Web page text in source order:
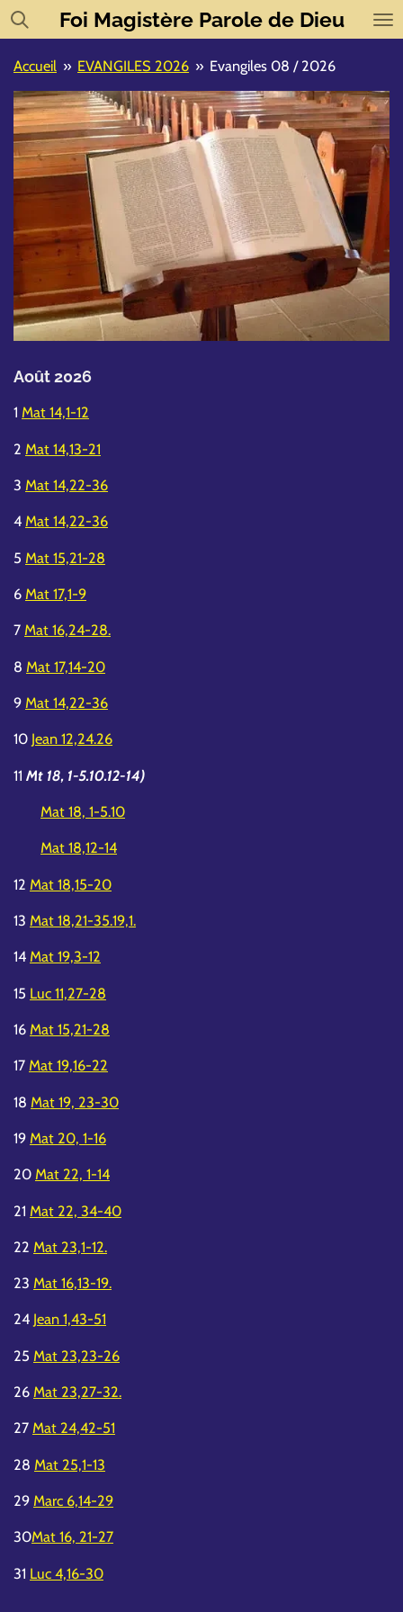
Passer
au
contenu
Foi Magistère Parole de Dieu
Accueil » EVANGILES 2026 » Evangiles 08 / 2026
Août 2026
1 Mat 14,1-12
2 Mat 14,13-21
3 Mat 14,22-36
4 Mat 14,22-36
5 Mat 15,21-28
6 Mat 17,1-9
7 Mat 16,24-28.
8 Mat 17,14-20
9 Mat 14,22-36
10 Jean 12,24.26
11 Mt 18, 1-5.10.12-14)
Mat 18, 1-5.10
Mat 18,12-14
12 Mat 18,15-20
13 Mat 18,21-35.19,1.
14 Mat 19,3-12
15 Luc 11,27-28
16 Mat 15,21-28
17 Mat 19,16-22
18 Mat 19, 23-30
19 Mat 20, 1-16
20 Mat 22, 1-14
21 Mat 22, 34-40
22 Mat 23,1-12.
23 Mat 16,13-19.
24 Jean 1,43-51
25 Mat 23,23-26
26 Mat 23,27-32.
27 Mat 24,42-51
28 Mat 25,1-13
29 Marc 6,14-29
30Mat 16, 21-27
31 Luc 4,16-30